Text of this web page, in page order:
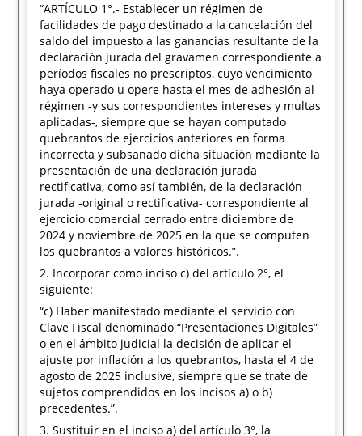
“ARTÍCULO 1°.- Establecer un régimen de
facilidades de pago destinado a la cancelación del
saldo del impuesto a las ganancias resultante de la
declaración jurada del gravamen correspondiente a
períodos fiscales no prescriptos, cuyo vencimiento
haya operado u opere hasta el mes de adhesión al
régimen -y sus correspondientes intereses y multas
aplicadas-, siempre que se hayan computado
quebrantos de ejercicios anteriores en forma
incorrecta y subsanado dicha situación mediante la
presentación de una declaración jurada
rectificativa, como así también, de la declaración
jurada -original o rectificativa- correspondiente al
ejercicio comercial cerrado entre diciembre de
2024 y noviembre de 2025 en la que se computen
los quebrantos a valores históricos.”.
2. Incorporar como inciso c) del artículo 2°, el
siguiente:
“c) Haber manifestado mediante el servicio con
Clave Fiscal denominado “Presentaciones Digitales”
o en el ámbito judicial la decisión de aplicar el
ajuste por inflación a los quebrantos, hasta el 4 de
agosto de 2025 inclusive, siempre que se trate de
sujetos comprendidos en los incisos a) o b)
precedentes.”.
3. Sustituir en el inciso a) del artículo 3°, la